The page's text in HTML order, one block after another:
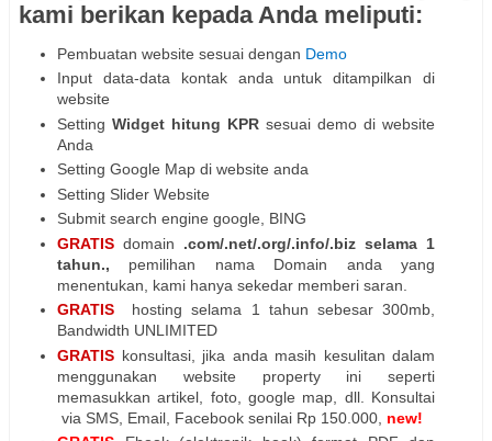
kami berikan kepada Anda meliputi:
Pembuatan website sesuai dengan Demo
Input data-data kontak anda untuk ditampilkan di
website
Setting Widget hitung KPR sesuai demo di website
Anda
Setting Google Map di website anda
Setting Slider Website
Submit search engine google, BING
GRATIS domain .com/.net/.org/.info/.biz selama 1
tahun., pemilihan nama Domain anda yang
menentukan, kami hanya sekedar memberi saran.
GRATIS hosting selama 1 tahun sebesar 300mb,
Bandwidth UNLIMITED
GRATIS konsultasi, jika anda masih kesulitan dalam
menggunakan website property ini seperti
memasukkan artikel, foto, google map, dll. Konsultai
via SMS, Email, Facebook senilai Rp 150.000, new!